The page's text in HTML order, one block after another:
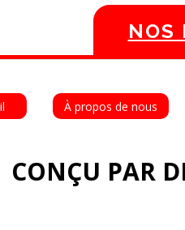
À propos de nous
CONÇU PAR
NOS